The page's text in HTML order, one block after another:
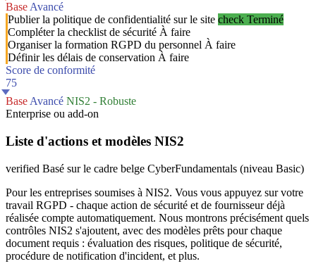
BaseAvancé
Publier la politique de confidentialité sur le site check Terminé
Compléter la checklist de sécurité À faire
Organiser la formation RGPD du personnel À faire
Définir les délais de conservation À faire
Score de conformité
75
BaseAvancé NIS2 - Robuste
Enterprise ou add-on
Liste d'actions et modèles NIS2
verified Basé sur le cadre belge CyberFundamentals (niveau Basic)
Pour les entreprises soumises à NIS2. Vous vous appuyez sur votre
travail RGPD - chaque action de sécurité et de fournisseur déjà
réalisée compte automatiquement. Nous montrons précisément quels
contrôles NIS2 s'ajoutent, avec des modèles prêts pour chaque
document requis : évaluation des risques, politique de sécurité,
procédure de notification d'incident, et plus.